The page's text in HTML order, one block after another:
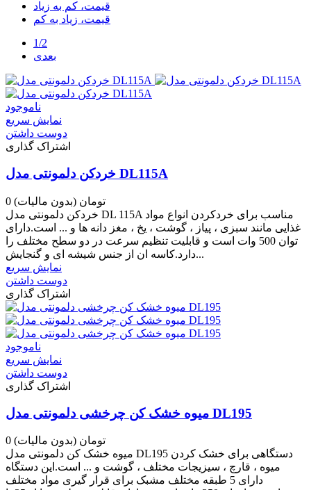
قیمت، کم به زیاد
قیمت، زیاد به کم
1/2
بعدی
ناموجود
نمایش سریع
دوست داشتن
اشتراک گذاری
خردکن دلمونتی مدل DL115A
0 تومان (بدون مالیات)
خردکن دلمونتی مدل DL 115A مناسب برای خردکردن انواع مواد
غذایی مانند سبزی ، پیاز ، گوشت ، یخ ، مغز دانه ها و ... است.دارای
توان 500 وات است و قابلیت تنظیم سرعت در دو سطح مختلف را
دارد.کاسه ان از جنس شیشه ای و گنجایش...
نمایش سریع
دوست داشتن
اشتراک گذاری
ناموجود
نمایش سریع
دوست داشتن
اشتراک گذاری
میوه خشک کن چرخشی دلمونتی مدل DL195
0 تومان (بدون مالیات)
میوه خشک کن دلمونتی مدل DL195 دستگاهی برای خشک کردن
میوه ، قارچ ، سیزیجات مختلف ، گوشت و ... است.این دستگاه
دارای 5 طبقه مختلف مشبک برای قرار گیری مواد مختلف